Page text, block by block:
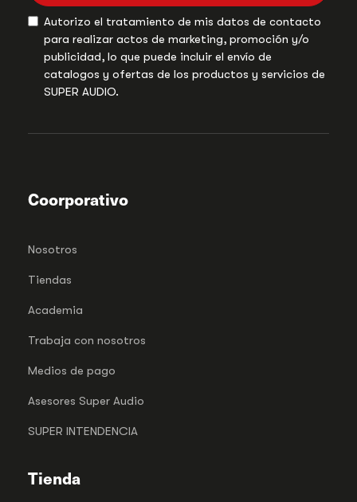
Autorizo el tratamiento de mis datos de contacto
para realizar actos de marketing, promoción y/o
publicidad, lo que puede incluir el envío de
catalogos y ofertas de los productos y servicios de
SUPER AUDIO.
Coorporativo
Nosotros
Tiendas
Academia
Trabaja con nosotros
Medios de pago
Asesores Super Audio
SUPER INTENDENCIA
Tienda